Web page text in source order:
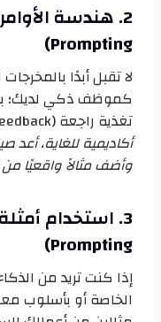
Prompting)
لا تقبل أبدًا
كموظف ذكي لديك؛
تغذية راجعة (Feedback) مثل:
أكاديمية للغاية،
وأضف مثالاً واقعيًا
Prompting)
إذا كنت تريد من
الخاصة أو بأسلوب